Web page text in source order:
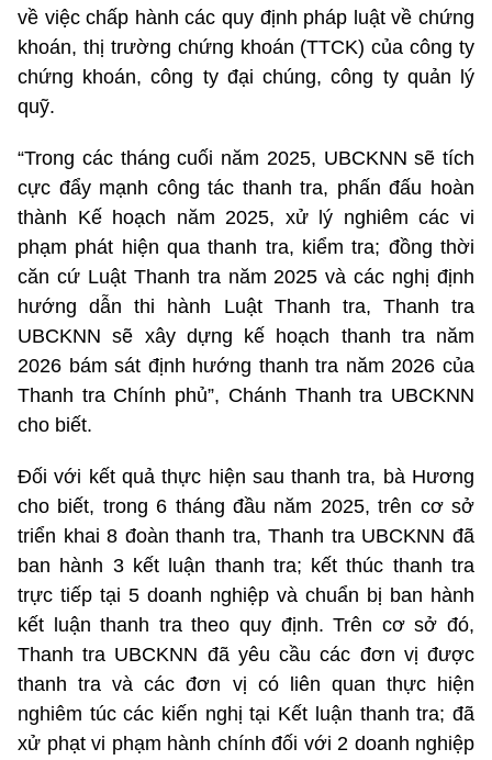
về việc chấp hành các quy định pháp luật về chứng
khoán, thị trường chứng khoán (TTCK) của công ty
chứng khoán, công ty đại chúng, công ty quản lý
quỹ.
“Trong các tháng cuối năm 2025, UBCKNN sẽ tích
cực đẩy mạnh công tác thanh tra, phấn đấu hoàn
thành Kế hoạch năm 2025, xử lý nghiêm các vi
phạm phát hiện qua thanh tra, kiểm tra; đồng thời
căn cứ Luật Thanh tra năm 2025 và các nghị định
hướng dẫn thi hành Luật Thanh tra, Thanh tra
UBCKNN sẽ xây dựng kế hoạch thanh tra năm
2026 bám sát định hướng thanh tra năm 2026 của
Thanh tra Chính phủ”, Chánh Thanh tra UBCKNN
cho biết.
Đối với kết quả thực hiện sau thanh tra, bà Hương
cho biết, trong 6 tháng đầu năm 2025, trên cơ sở
triển khai 8 đoàn thanh tra, Thanh tra UBCKNN đã
ban hành 3 kết luận thanh tra; kết thúc thanh tra
trực tiếp tại 5 doanh nghiệp và chuẩn bị ban hành
kết luận thanh tra theo quy định. Trên cơ sở đó,
Thanh tra UBCKNN đã yêu cầu các đơn vị được
thanh tra và các đơn vị có liên quan thực hiện
nghiêm túc các kiến nghị tại Kết luận thanh tra; đã
xử phạt vi phạm hành chính đối với 2 doanh nghiệp